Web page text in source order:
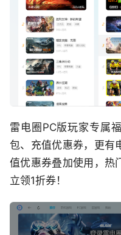
雷电圈PC版玩家专属
包、充值优惠券，更有
值优惠券叠加使用，热
立领1折券！